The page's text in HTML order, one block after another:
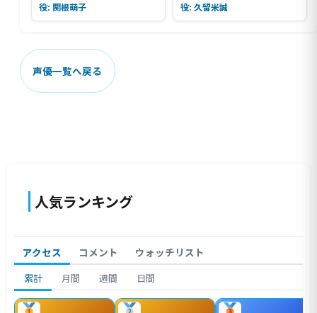
役: 関根萌子 役: 久留米誠
声優一覧へ戻る
人気ランキング
アクセス コメント ウォッチリスト
累計 月間 週間 日間